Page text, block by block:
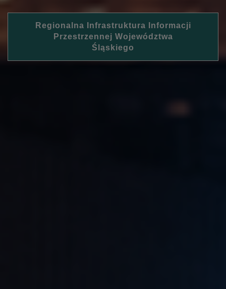
Regionalna Infrastruktura Informacji
Przestrzennej Województwa
Śląskiego